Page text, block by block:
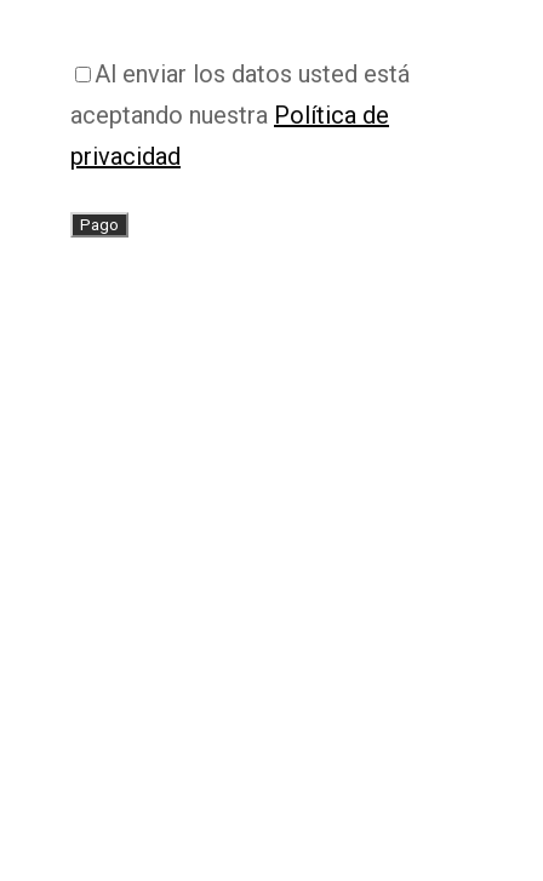
Al enviar los datos usted está
aceptando nuestra Política de
privacidad